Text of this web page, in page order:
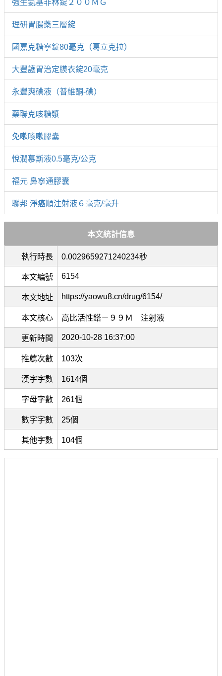
強生氨基非林錠２００ＭＧ
理研胃腸藥三層錠
國嘉克糖寧錠80毫克（葛立克拉）
大豐護胃治定膜衣錠20毫克
永豐爽碘液（普維酮-碘）
藥聯克咳糖漿
免嗽咳嗽膠囊
悅潤慕斯液0.5毫克/公克
福元 鼻寧通膠囊
聯邦 淨癌順注射液６毫克/毫升
本文統計信息
執行時長 0.0029659271240234秒
本文編號 6154
本文地址 https://yaowu8.cn/drug/6154/
本文核心 高比活性鎝－９９Ｍ 注射液
更新時間 2020-10-28 16:37:00
推薦次數 103次
漢字字數 1614個
字母字數 261個
數字字數 25個
其他字數 104個